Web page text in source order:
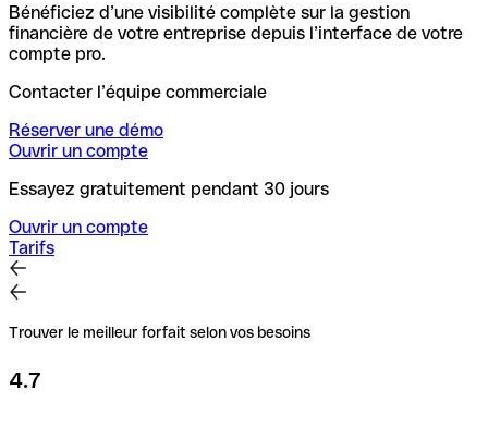
Bénéficiez d’une visibilité complète sur la gestion
financière de votre entreprise depuis l’interface de votre
compte pro.
Contacter l’équipe commerciale
Réserver une démo
Ouvrir un compte
Essayez gratuitement pendant 30 jours
Ouvrir un compte
Tarifs
Trouver le meilleur forfait selon vos besoins
4.7